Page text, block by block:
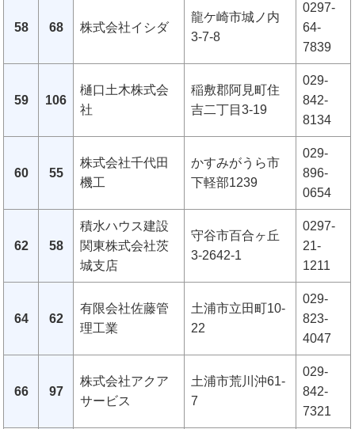
58 68 株式会社イシダ
龍ケ崎市城ノ内
3-7-8
0297-
64-
7839
59 106
樋口土木株式会
社
稲敷郡阿見町住
吉二丁目3-19
029-
842-
8134
60 55
株式会社千代田
機工
かすみがうら市
下軽部1239
029-
896-
0654
62 58
積水ハウス建設
関東株式会社茨
城支店
守谷市百合ヶ丘
3-2642-1
0297-
21-
1211
64 62
有限会社佐藤管
理工業
土浦市立田町10-
22
029-
823-
4047
66 97
株式会社アクア
サービス
土浦市荒川沖61-
7
029-
842-
7321